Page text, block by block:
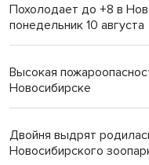
Похолодает до +8 в
понедельник 10 августа
Высокая
Новосибирске
Двойня выдрят
Новосибирского